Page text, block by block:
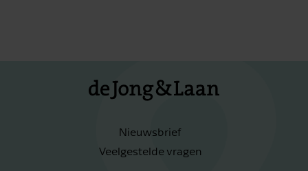
Nieuwsbrief
Veelgestelde vragen